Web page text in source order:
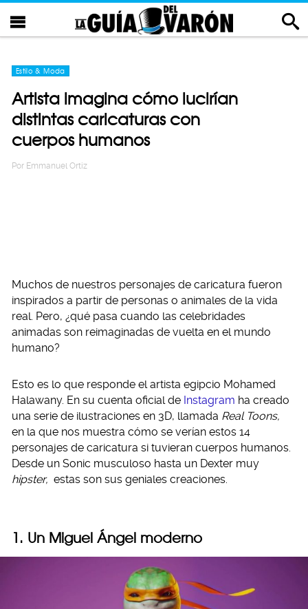
Estilo & Moda
Artista imagina cómo lucirían
distintas caricaturas con
cuerpos humanos
Por Emmanuel Ortiz
Muchos de nuestros personajes de caricatura fueron
inspirados a partir de personas o animales de la vida
real. Pero, ¿qué pasa cuando las celebridades
animadas son reimaginadas de vuelta en el mundo
humano?
Esto es lo que responde el artista egipcio Mohamed
Halawany. En su cuenta oficial de Instagram ha creado
una serie de ilustraciones en 3D, llamada Real Toons,
en la que nos muestra cómo se verían estos 14
personajes de caricatura si tuvieran cuerpos humanos.
Desde un Sonic musculoso hasta un Dexter muy
hipster, estas son sus geniales creaciones.
1. Un Miguel Ángel moderno